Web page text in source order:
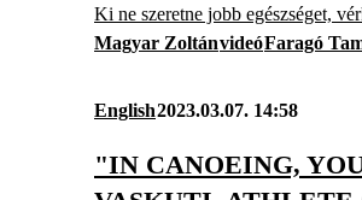
Ki ne szeretne jobb egészséget,
Magyar ZoltánvideóFaragó
English2023.03.07. 14:58
"IN CANOEING,